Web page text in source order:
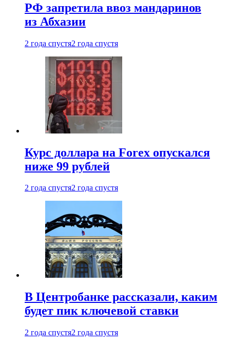
РФ запретила ввоз мандаринов
из Абхазии
2 года спустя2 года спустя
Курс доллара на Forex опускался
ниже 99 рублей
2 года спустя2 года спустя
В Центробанке рассказали, каким
будет пик ключевой ставки
2 года спустя2 года спустя